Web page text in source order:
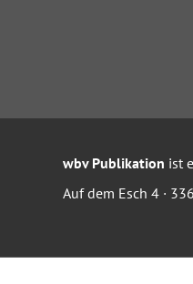
wbv Publikation ist
Auf dem Esch 4 ·